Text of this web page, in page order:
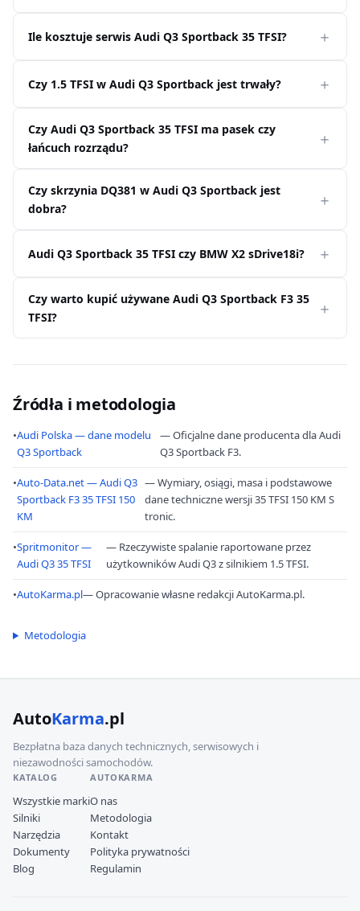
Ile kosztuje serwis Audi Q3 Sportback 35 TFSI?
Czy 1.5 TFSI w Audi Q3 Sportback jest trwały?
Czy Audi Q3 Sportback 35 TFSI ma pasek czy
łańcuch rozrządu?
Czy skrzynia DQ381 w Audi Q3 Sportback jest
dobra?
Audi Q3 Sportback 35 TFSI czy BMW X2 sDrive18i?
Czy warto kupić używane Audi Q3 Sportback F3 35
TFSI?
Źródła i metodologia
•Audi Polska — dane modelu
Q3 Sportback
— Oficjalne dane producenta dla Audi
Q3 Sportback F3.
•Auto-Data.net — Audi Q3
Sportback F3 35 TFSI 150
KM
— Wymiary, osiągi, masa i podstawowe
dane techniczne wersji 35 TFSI 150 KM S
tronic.
•Spritmonitor —
Audi Q3 35 TFSI
— Rzeczywiste spalanie raportowane przez
użytkowników Audi Q3 z silnikiem 1.5 TFSI.
•AutoKarma.pl— Opracowanie własne redakcji AutoKarma.pl.
Metodologia
AutoKarma.pl
Bezpłatna baza danych technicznych, serwisowych i
niezawodności samochodów.
KATALOG
Wszystkie marki
Silniki
Narzędzia
Dokumenty
Blog
AUTOKARMA
O nas
Metodologia
Kontakt
Polityka prywatności
Regulamin